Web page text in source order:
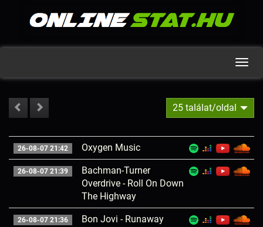
25 találat/oldal
26-08-07 21:42 Oxygen Music
26-08-07 21:39
Bachman-Turner
Overdrive - Roll On Down
The Highway
26-08-07 21:36 Bon Jovi - Runaway